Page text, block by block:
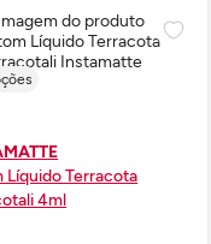
Líquido Terracota
4ml